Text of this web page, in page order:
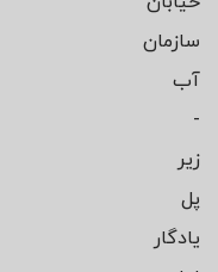
سازمان
آب
-
زیر
پل
یادگار